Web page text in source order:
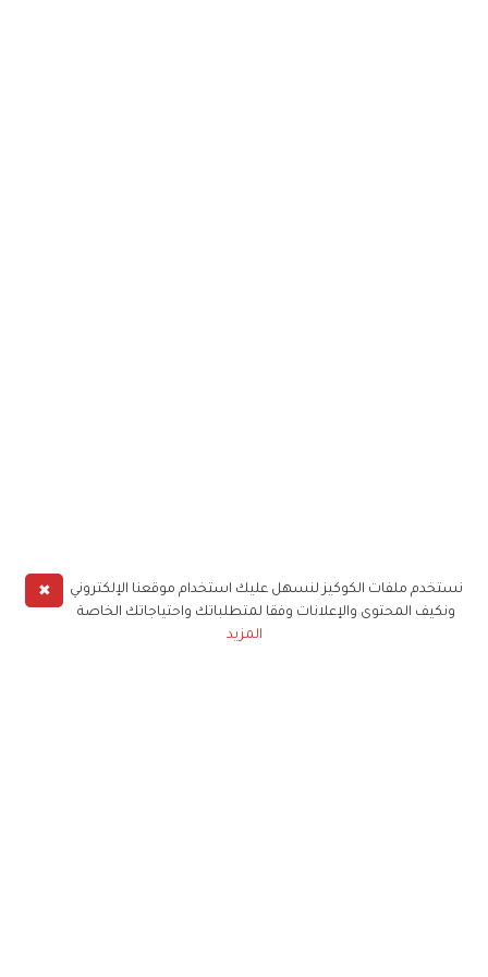
✖
نستخدم ملفات الكوكيز لنسهل عليك استخدام موقعنا الإلكتروني
ونكيف المحتوى والإعلانات وفقا لمتطلباتك واحتياجاتك الخاصة
المزيد